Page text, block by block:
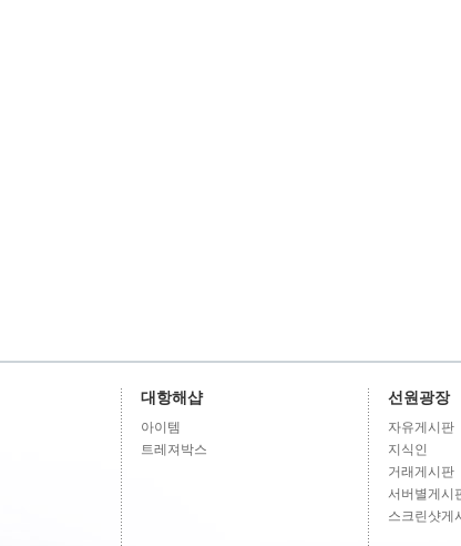
대항해샵
아이템
트레져박스
선원광장
자유게시판
지식인
거래게시판
서버별게시
스크린샷게